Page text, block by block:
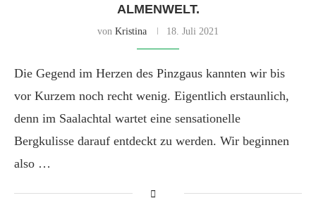
ALMENWELT.
von Kristina 18. Juli 2021
Die Gegend im Herzen des Pinzgaus kannten wir bis
vor Kurzem noch recht wenig. Eigentlich erstaunlich,
denn im Saalachtal wartet eine sensationelle
Bergkulisse darauf entdeckt zu werden. Wir beginnen
also …